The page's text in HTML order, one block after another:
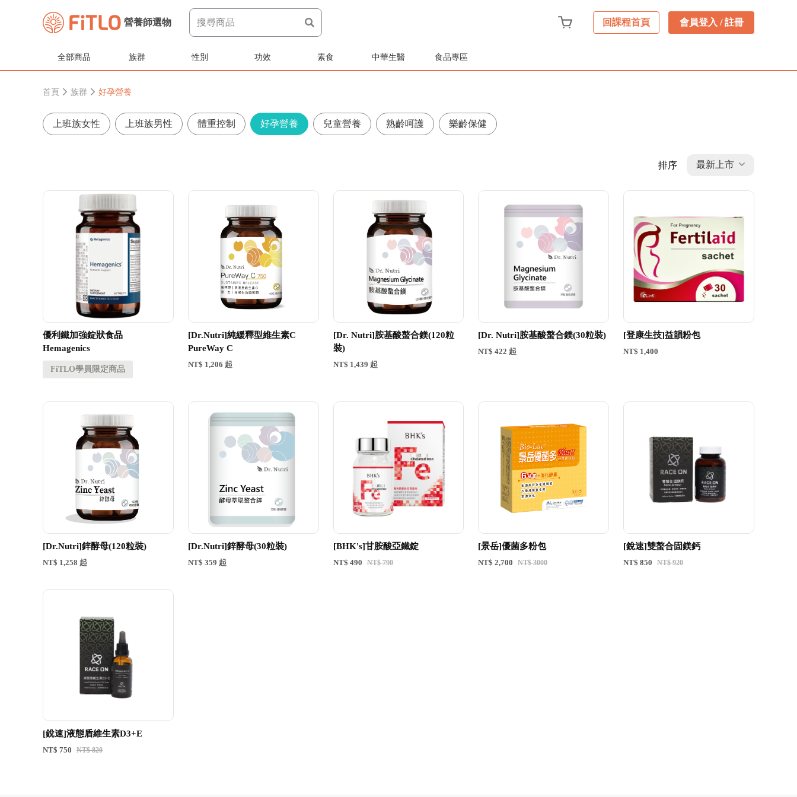
營養師選物 搜尋商品 回課程首頁 會員登入 / 註冊
全部商品 族群 性別 功效 素食 中華生醫 食品專區
首頁 族群 好孕營養
上班族女性 上班族男性 體重控制 好孕營養 兒童營養 熟齡呵護 樂齡保健
排序 最新上市
優利鐵加強錠狀食品
Hemagenics
FiTLO學員限定商品
[Dr.Nutri]純緩釋型維生素C
PureWay C
NT$ 1,206 起
[Dr. Nutri]胺基酸螯合鎂(120粒
裝)
NT$ 1,439 起
[Dr. Nutri]胺基酸螯合鎂(30粒裝)
NT$ 422 起
[登康生技]益韻粉包
NT$ 1,400
[Dr.Nutri]鋅酵母(120粒裝)
NT$ 1,258 起
[Dr.Nutri]鋅酵母(30粒裝)
NT$ 359 起
[BHK's]甘胺酸亞鐵錠
NT$ 490 NT$ 790
[景岳]優菌多粉包
NT$ 2,700 NT$ 3000
[銳速]雙螯合固鎂鈣
NT$ 850 NT$ 920
[銳速]液態盾維生素D3+E
NT$ 750 NT$ 820